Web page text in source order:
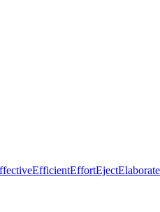
EfficientEffortEjectElaborate